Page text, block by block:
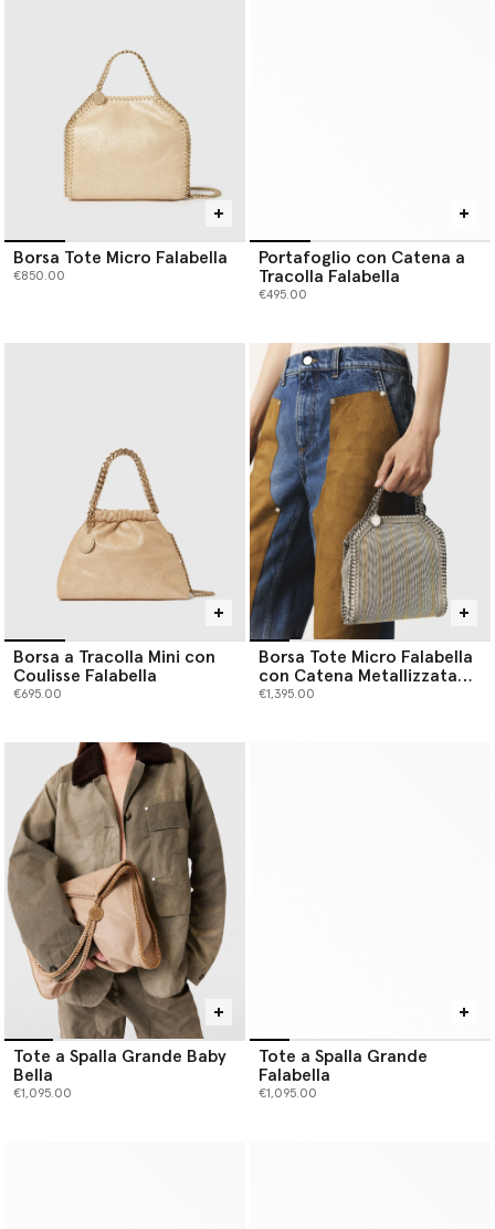
Borsa Tote Micro Falabella
€850.00
Portafoglio con Catena a
Tracolla Falabella
€495.00
Borsa a Tracolla Mini con
Coulisse Falabella
€695.00
Borsa Tote Micro Falabella
con Catena Metallizzata
Ricamata Edizione Limitata
€1,395.00
Tote a Spalla Grande Baby
Bella
€1,095.00
Tote a Spalla Grande
Falabella
€1,095.00